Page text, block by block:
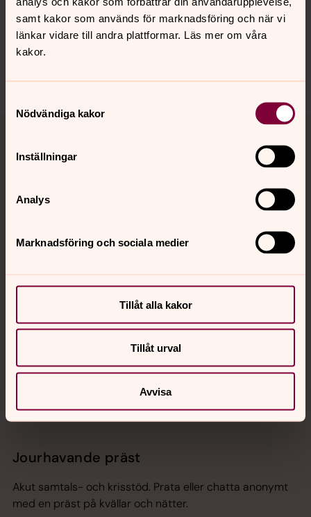
samt kakor som används för marknadsföring och när vi
länkar vidare till andra plattformar. Läs mer om våra
kakor.
Nödvändiga kakor
Inställningar
Analys
Marknadsföring och sociala medier
Tillåt alla kakor
Tillåt urval
Avvisa
innehåll?
hamburg@svenskakyrkan.se
Dela
Tillbaka till toppen
Tillbaka till innehållet
Kontakt
Kalender
Jourhavande präst
Akut samtals- och krisstöd. Prata eller chatta anonymt
med en präst på kvällar och nätter.